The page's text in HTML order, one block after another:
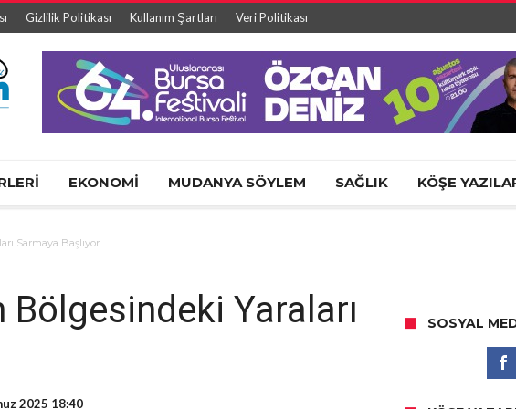
Gizlilik Politikası Kullanım Şartları Veri Politikası
EKONOMİ MUDANYA SÖYLEM SAĞLIK KÖŞE
Sarmaya Başlıyor
Bölgesindeki Yaraları
2025 18:40
SOSYAL